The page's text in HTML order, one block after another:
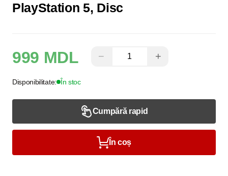
PlayStation 5, Disc
999 MDL − +
Disponibilitate: În stoc
Cumpără rapid
În coș